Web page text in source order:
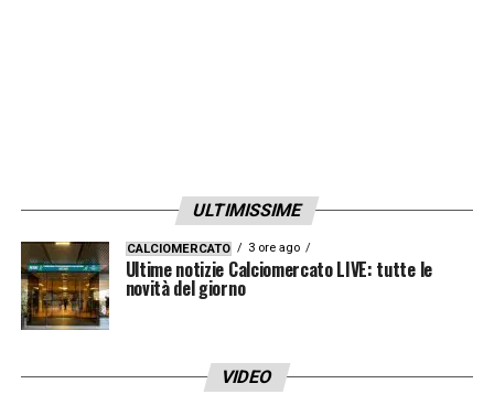
ULTIMISSIME
CALCIOMERCATO 3 ore ago
Ultime notizie Calciomercato LIVE: tutte le
novità del giorno
VIDEO